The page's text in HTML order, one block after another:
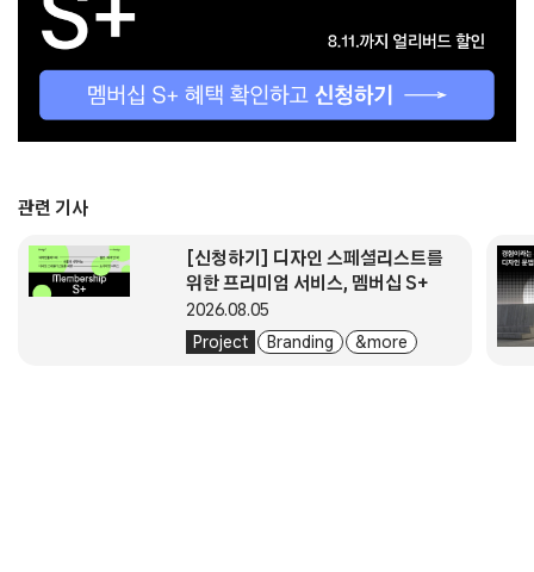
관련 기사
Project Branding & more
[신청하기] 디자인 스페셜리스트를
위한 프리미엄 서비스, 멤버십 S+
2026.08.05